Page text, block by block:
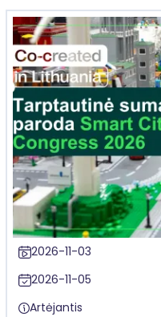
2026-11-03
2026-11-05
Artėjantis